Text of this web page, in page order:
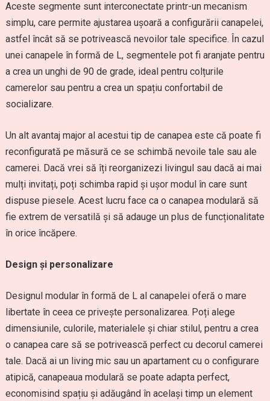
Aceste segmente sunt interconectate printr-un mecanism
simplu, care permite ajustarea ușoară a configurării canapelei,
astfel încât să se potrivească nevoilor tale specifice. În cazul
unei canapele în formă de L, segmentele pot fi aranjate pentru
a crea un unghi de 90 de grade, ideal pentru colțurile
camerelor sau pentru a crea un spațiu confortabil de
socializare.
Un alt avantaj major al acestui tip de canapea este că poate fi
reconfigurată pe măsură ce se schimbă nevoile tale sau ale
camerei. Dacă vrei să îți reorganizezi livingul sau dacă ai mai
mulți invitați, poți schimba rapid și ușor modul în care sunt
dispuse piesele. Acest lucru face ca o canapea modulară să
fie extrem de versatilă și să adauge un plus de funcționalitate
în orice încăpere.
Design și personalizare
Designul modular în formă de L al canapelei oferă o mare
libertate în ceea ce privește personalizarea. Poți alege
dimensiunile, culorile, materialele și chiar stilul, pentru a crea
o canapea care să se potrivească perfect cu decorul camerei
tale. Dacă ai un living mic sau un apartament cu o configurare
atipică, canapeaua modulară se poate adapta perfect,
economisind spațiu și adăugând în același timp un element